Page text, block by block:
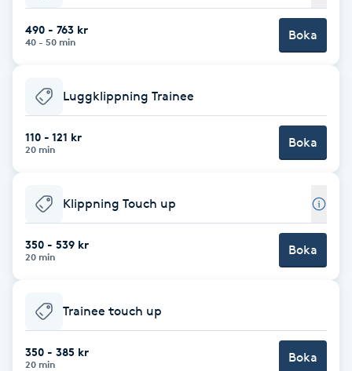
Damklippning
Diamantslipning
Extensions
Extensions borttagning
Face framing
490 - 763 kr
40 - 50 min Boka
Luggklippning Trainee
110 - 121 kr
20 min Boka
Klippning Touch up
350 - 539 kr
20 min Boka
Trainee touch up
350 - 385 kr
20 min Boka